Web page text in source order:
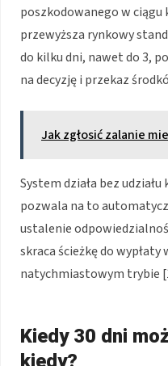
poszkodowanego w
przewyższa rynkowy
do kilku dni, nawet do 3,
na decyzję i przekaz
Jak zgłosić zalanie
System działa bez
pozwala na to
ustalenie
skraca ścieżkę do
natychmiastowym trybie
Kiedy 30 dni
kiedy?